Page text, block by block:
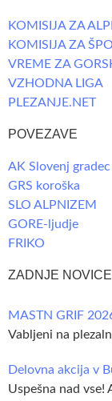
KOMISIJA ZA
KOMISIJA ZA
VREME ZA
VZHODNA LIGA
PLEZANJE.NET
POVEZAVE
AK Slovenj gradec
GRS koroška
SLO ALPNIZEM
GORE-ljudje
FRIKO
ZADNJE NOVICE
MASTN GRIF
Vabljeni na
Delovna akcija v
Uspešna nad vse!